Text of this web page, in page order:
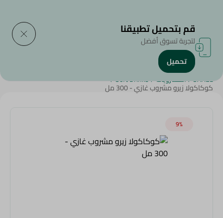
الرئيسية/المشروبات
SAHEL
/المشروبات/
Soft Drinks
/
كوكاكولا زيرو مشروب غازي - 300 مل
9‎%‎
قم بتحميل تطبيقنا
لتجربة تسوق أفضل
تحميل